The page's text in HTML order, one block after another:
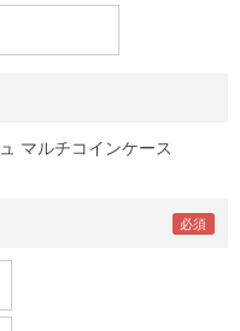
マルチコインケース